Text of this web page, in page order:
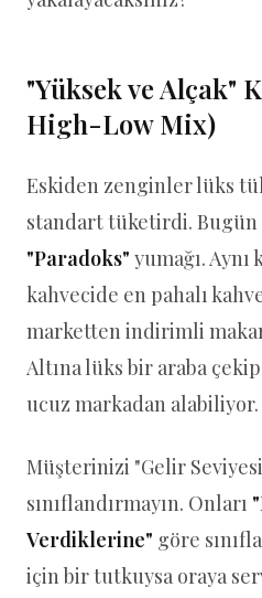
"Yüksek ve Alçak"
High-Low Mix)
Eskiden zenginler lüks
standart tüketirdi.
"Paradoks" yumağı.
kahvecide en pahalı
marketten indirimli
Altına lüks bir araba
ucuz markadan alabiliyor.
Müşterinizi "Gelir
sınıflandırmayın. Onları
Verdiklerine" göre
için bir tutkuysa oraya